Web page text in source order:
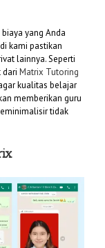
yang Anda
kami pastikan
lainnya. Seperti
dari Matrix Tutoring
kualitas belajar
memberikan guru
tidak